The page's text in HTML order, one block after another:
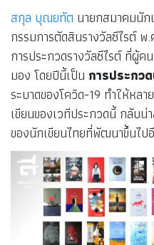
สกุล บุณยทัต นายกสมาคมนั
กรรมการตัดสินรางวัลซีไรต์
การประกวดรางวัลซีไรต์ ที่ผู้
มอง โดยปีนี้เป็น การประกว
ระบาดของโควิด-19 ทำให้ห
เขียนของเวทีประกวดนี้ กลับ
ของนักเขียนไทยที่พัฒนาขึ้นไป